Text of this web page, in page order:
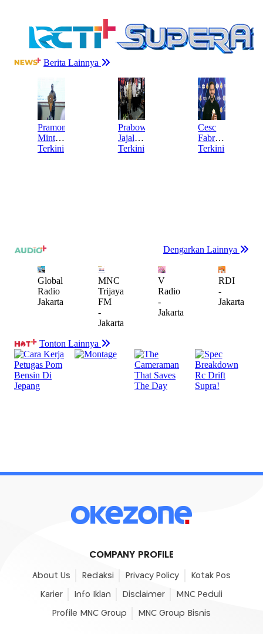
COMPANY PROFILE
About Us Redaksi Privacy Policy Kotak Pos
Karier Info Iklan Disclaimer MNC Peduli
Profile MNC Group MNC Group Bisnis